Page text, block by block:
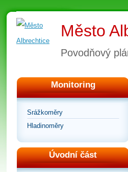
Město
Povodňový
Monitoring
Srážkoměry
Hladinoměry
Úvodní část